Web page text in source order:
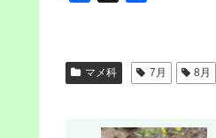
b
マメ科 7月 8月